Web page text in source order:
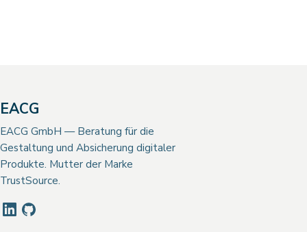
EACG
EACG GmbH — Beratung für die
Gestaltung und Absicherung digitaler
Produkte. Mutter der Marke
TrustSource.